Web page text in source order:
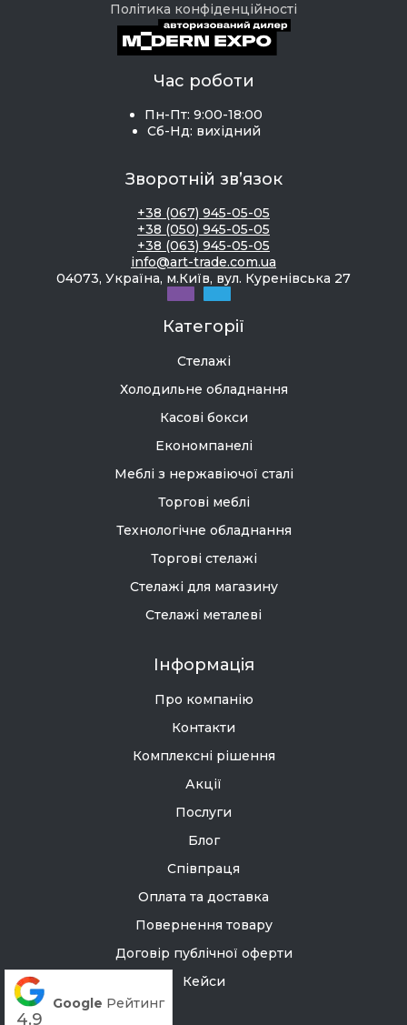
Політика конфіденційності
Час роботи
Пн-Пт: 9:00-18:00
Сб-Нд: вихідний
Зворотній зв’язок
+38 (067) 945-05-05
+38 (050) 945-05-05
+38 (063) 945-05-05
info@art-trade.com.ua
04073, Україна, м.Київ, вул. Куренівська 27
Категорії
Стелажі
Холодильне обладнання
Касові бокси
Економпанелі
Меблі з нержавіючої сталі
Торгові меблі
Технологічне обладнання
Торгові стелажі
Стелажі для магазину
Стелажі металеві
Інформація
Про компанію
Контакти
Комплексні рішення
Акції
Послуги
Блог
Співпраця
Оплата та доставка
Повернення товару
Договір публічної оферти
Кейси
4.9
Google Рейтинг